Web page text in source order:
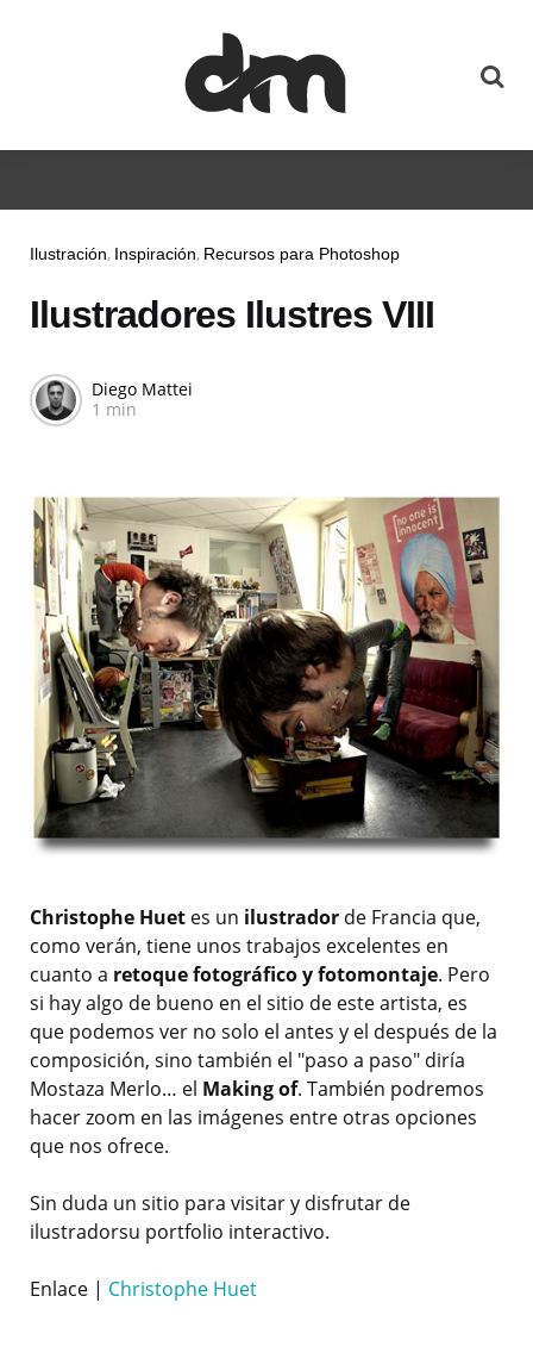
Ilustración Inspiración Recursos para Photoshop
Ilustradores Ilustres VIII
Diego Mattei
1 min
Christophe Huet es un ilustrador de Francia que,
como verán, tiene unos trabajos excelentes en
cuanto a retoque fotográfico y fotomontaje. Pero
si hay algo de bueno en el sitio de este artista, es
que podemos ver no solo el antes y el después de la
composición, sino también el "paso a paso" diría
Mostaza Merlo… el Making of. También podremos
hacer zoom en las imágenes entre otras opciones
que nos ofrece.
Sin duda un sitio para visitar y disfrutar de
ilustradorsu portfolio interactivo.
Enlace | Christophe Huet